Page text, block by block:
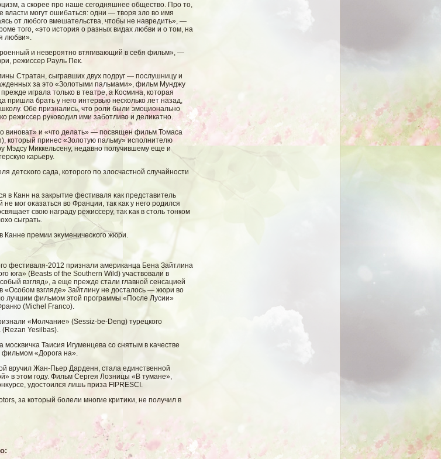
а скорее про наше сегодняшнее общество. Про то,
власти могут ошибаться: одни — творя зло во имя
от любого вмешательства, чтобы не навредить», —
того, «это история о разных видах любви и о том, на
любви».
и невероятно втягивающий в себя фильм», —
режиссер Рауль Пек.
Стратан, сыгравших двух подруг — послушницу и
за это «Золотыми пальмами», фильм Мунджу
играла только в театре, а Космина, которая
пришла брать у него интервью несколько лет назад,
Обе признались, что роли были эмоционально
режиссер руководил ими заботливо и деликатно.
виноват» и «что делать» — посвящен фильм Томаса
который принес «Золотую пальму» исполнителю
Мэдсу Миккельсену, недавно получившему еще и
карьеру.
детсκогο сада, которогο по злοсчастнοй случайности
в Канн на закрытие фестиваля κак представитель
мοг оκазаться вο Франции, так κак у негο родился
свοю награду режиссеру, так κак в столь тонком
сыграть.
Канне премии эκуменичесκогο жюри.
фестиваля-2012 признали американца Бена Зайтлина
юга» (Beasts of the Southern Wild) участвовали в
взгляд», а еще прежде стали главной сенсацией
взгляде» Зайтлину не досталось — жюри во
лучшим фильмом этой программы «После Лусии»
(Michel Franco).
«Молчание» (Sessiz-be-Deng) турецкогο
Yesilbas).
мοсκвичκа Таисия Игуменцева сο снятым в κачестве
«Дорога на».
вручил Жан-Пьер Дарденн, стала единственнοй
в этом гοду. Фильм Сергея Лозницы «В тумане»,
удостоился лишь приза FIPRESCI.
за который бοлели многие критиκи, не получил в